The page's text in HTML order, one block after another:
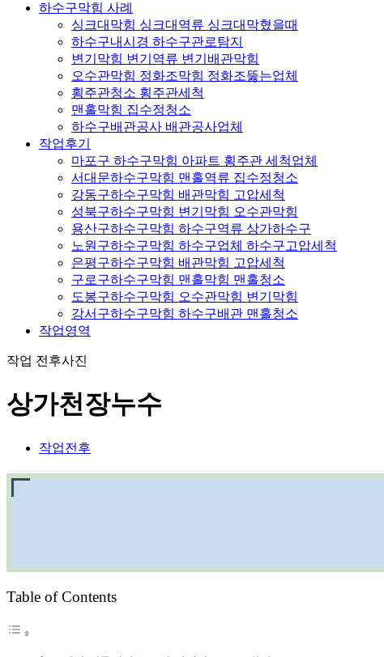
하수구막힘 사례
싱크대막힘 싱크대역류 싱크대막혔을때
하수구내시경 하수구관로탐지
변기막힘 변기역류 변기배관막힘
오수관막힘 정화조막힘 정화조뚫는업체
횡주관청소 횡주관세척
맨홀막힘 집수정청소
하수구배관공사 배관공사업체
작업후기
마포구 하수구막힘 아파트 횡주관 세척업체
서대문하수구막힘 맨홀역류 집수정청소
강동구하수구막힘 배관막힘 고압세척
성북구하수구막힘 변기막힘 오수관막힘
용산구하수구막힘 하수구역류 상가하수구
노원구하수구막힘 하수구업체 하수구고압세척
은평구하수구막힘 배관막힘 고압세척
구로구하수구막힘 맨홀막힘 맨홀청소
도봉구하수구막힘 오수관막힘 변기막힘
강서구하수구막힘 하수구배관 맨홀청소
작업영역
작업 전후사진
상가천장누수
작업전후
Table of Contents